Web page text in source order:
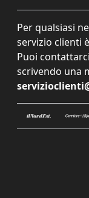
Per qualsiasi
servizio clienti
Puoi
scrivendo una